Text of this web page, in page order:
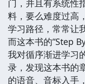
门，并且有系统性
料，要么难度过高
学习路径，常常让
而这本书的“Step
我对循序渐进学习
录，发现这本书的
的语音、音标入手